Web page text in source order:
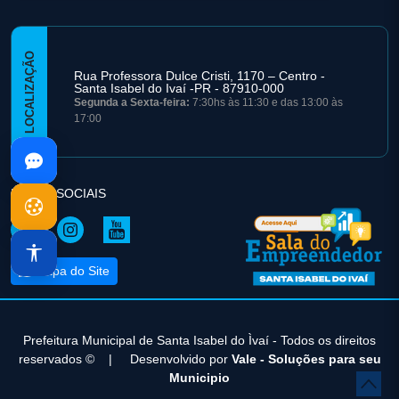
LOCALIZAÇÃO
Rua Professora Dulce Cristi, 1170 – Centro -
Santa Isabel do Ivaí -PR - 87910-000
Segunda a Sexta-feira: 7:30hs às 11:30 e das 13:00 às
17:00
REDES SOCIAIS
Mapa do Site
Prefeitura Municipal de Santa Isabel do Ìvaí - Todos os direitos
reservados ©| Desenvolvido por Vale - Soluções para seu
Municipio